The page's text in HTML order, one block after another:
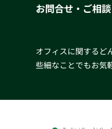
お問合せ・ご相談
オフィスに関するど
些細なことでもお気